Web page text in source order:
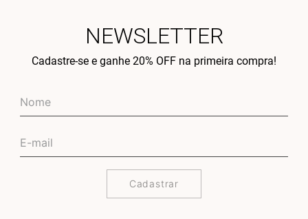
NEWSLETTER
Cadastre-se e ganhe 20% OFF na primeira compra!
Cadastrar